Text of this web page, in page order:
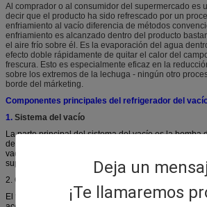
Deja un
¡Te llamaremos
Al comprador o al consumidor del supermercado es
decir que el producto ha sido refrescado por un
enfriamiento al vacío diferencia de métodos
enfriamiento es alcanzado dentro del producto
el aire frío sobre él. Es la evaporación del agua
efecto doble rápidamente de quitar el calor del
frescura. Esto es especialmente eficaz en la
sobre los extremos de la lechuga - ningún otro
borde del márketing.
Componentes principales del refrigerador del
1. Sistema del vacío
La parte principal del sistema del vacío es la bomba
de la cámara. El rendimiento laboral de la máquina
vacío es efectuado por la bomba de vacío. Elegimos
superior de Leybold de la marca como el estándar.
2. Cámara de vacío
El tamaño de la cámara es definido por la cantidad